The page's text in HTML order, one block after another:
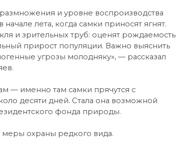
и уровне воспроизводства
лета, когда самки приносят ягнят.
и зрительных труб: оценят рождаемость
прирост популяции. Важно выяснить
угрозы молодняку», — рассказал
— именно там самки прячутся с
десяти дней. Стала она возможной
фонда природы.
охраны редкого вида.